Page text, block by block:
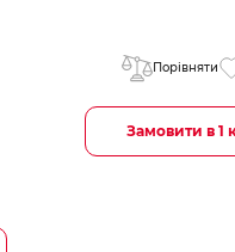
Порівняти
Замовити в 1